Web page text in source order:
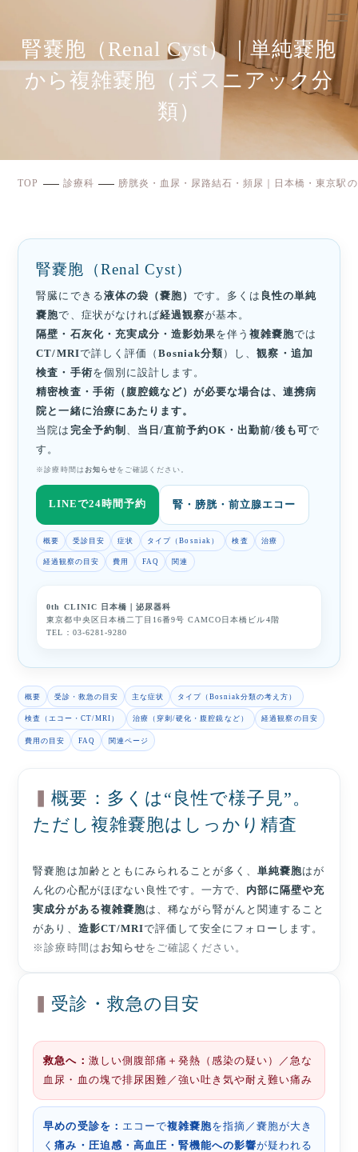
腎嚢胞（Renal Cyst）｜単純嚢胞
から複雑嚢胞（ボスニアック分
類）
TOP 診療科 膀胱炎・血尿・尿路結石・頻尿｜日本橋・東京駅
腎嚢胞（Renal Cyst）
腎臓にできる液体の袋（嚢胞） です。多くは 良性の単純
嚢胞で、症状がなければ経過観察が基本。
隔壁・石灰化・充実成分・造影効果を伴う複雑嚢胞では
CT/MRIで詳しく評価（ Bosniak分類 ）し、観察・追加
検査・手術を個別に設計します。
精密検査・手術（腹腔鏡など）が必要な場合は、連携病
院と一緒に治療にあたります。
当院は 完全予約制 、 当日/直前予約OK・出勤前/後も可で
す。
※診療時間は お知らせ をご確認ください。
LINEで24時間予約 腎・膀胱・前立腺エコー
概要 受診目安 症状 タイプ（Bosniak） 検査 治療
経過観察の目安 費用 FAQ 関連
0th CLINIC 日本橋｜泌尿器科
東京都中央区日本橋二丁目16番9号 CAMCO日本橋ビル4階
TEL： 03-6281-9280
概要 受診・救急の目安 主な症状 タイプ（Bosniak分類の考え方）
検査（エコー・CT/MRI） 治療（穿刺/硬化・腹腔鏡など） 経過観察の目安
費用の目安 FAQ 関連ページ
概要：多くは“良性で様子見”。
ただし複雑嚢胞はしっかり精査
腎嚢胞は加齢とともにみられることが多く、単純嚢胞はが
ん化の心配がほぼない良性です。一方で、 内部に隔壁や充
実成分がある複雑嚢胞は、稀ながら腎がんと関連すること
があり、 造影CT/MRIで評価して安全にフォローします。
※診療時間は お知らせをご確認ください。
受診・救急の目安
救急へ： 激しい側腹部痛＋発熱（感染の疑い）／急な
血尿・血の塊で排尿困難／強い吐き気や耐え難い痛み
早めの受診を： エコーで複雑嚢胞を指摘／嚢胞が大き
く痛み・圧迫感・高血圧・腎機能への影響が疑われる